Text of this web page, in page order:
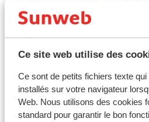
Ce site web utilise des
Ce sont de petits fichiers texte
installés sur votre navigateur
Web. Nous utilisons des cookies
standard pour garantir le bon
pour cet hébergement.
Afficher sur